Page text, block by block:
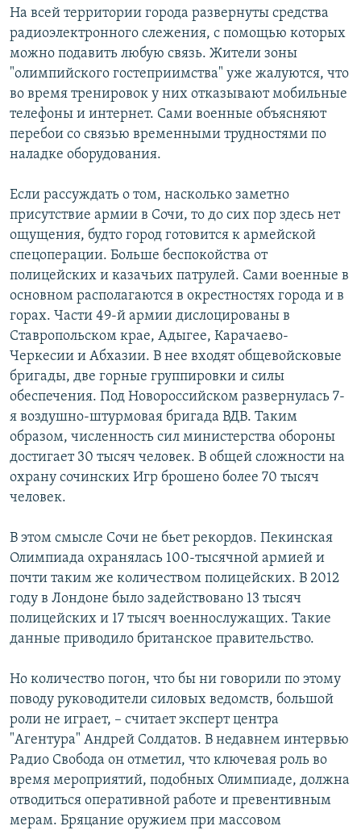
На всей территории города развернуты средства
радиоэлектронного слежения, с помощью которых
можно подавить любую связь. Жители зоны
"олимпийского гостеприимства" уже жалуются, что
во время тренировок у них отказывают мобильные
телефоны и интернет. Сами военные объясняют
перебои со связью временными трудностями по
наладке оборудования.
Если рассуждать о том, насколько заметно
присутствие армии в Сочи, то до сих пор здесь нет
ощущения, будто город готовится к армейской
спецоперации. Больше беспокойства от
полицейских и казачьих патрулей. Сами военные в
основном располагаются в окрестностях города и в
горах. Части 49-й армии дислоцированы в
Ставропольском крае, Адыгее, Карачаево-
Черкесии и Абхазии. В нее входят общевойсковые
бригады, две горные группировки и силы
обеспечения. Под Новороссийском развернулась 7-
я воздушно-штурмовая бригада ВДВ. Таким
образом, численность сил министерства обороны
достигает 30 тысяч человек. В общей сложности на
охрану сочинских Игр брошено более 70 тысяч
человек.
В этом смысле Сочи не бьет рекордов. Пекинская
Олимпиада охранялась 100-тысячной армией и
почти таким же количеством полицейских. В 2012
году в Лондоне было задействовано 13 тысяч
полицейских и 17 тысяч военнослужащих. Такие
данные приводило британское правительство.
Но количество погон, что бы ни говорили по этому
поводу руководители силовых ведомств, большой
роли не играет, – считает эксперт центра
"Агентура" Андрей Солдатов. В недавнем интервью
Радио Свобода он отметил, что ключевая роль во
время мероприятий, подобных Олимпиаде, должна
отводиться оперативной работе и превентивным
мерам. Бряцание оружием при массовом